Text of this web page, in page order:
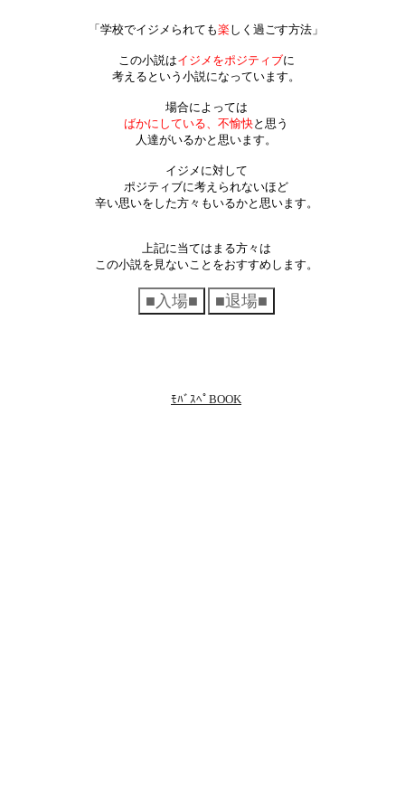
「学校でイジメられても楽しく過ごす方法」
この小説はイジメをポジティブに
考えるという小説になっています。
場合によっては
ばかにしている、不愉快と思う
人達がいるかと思います。
イジメに対して
ポジティブに考えられないほど
辛い思いをした方々もいるかと思います。
上記に当てはまる方々は
この小説を見ないことをおすすめします。
ﾓﾊﾞｽﾍﾟBOOK